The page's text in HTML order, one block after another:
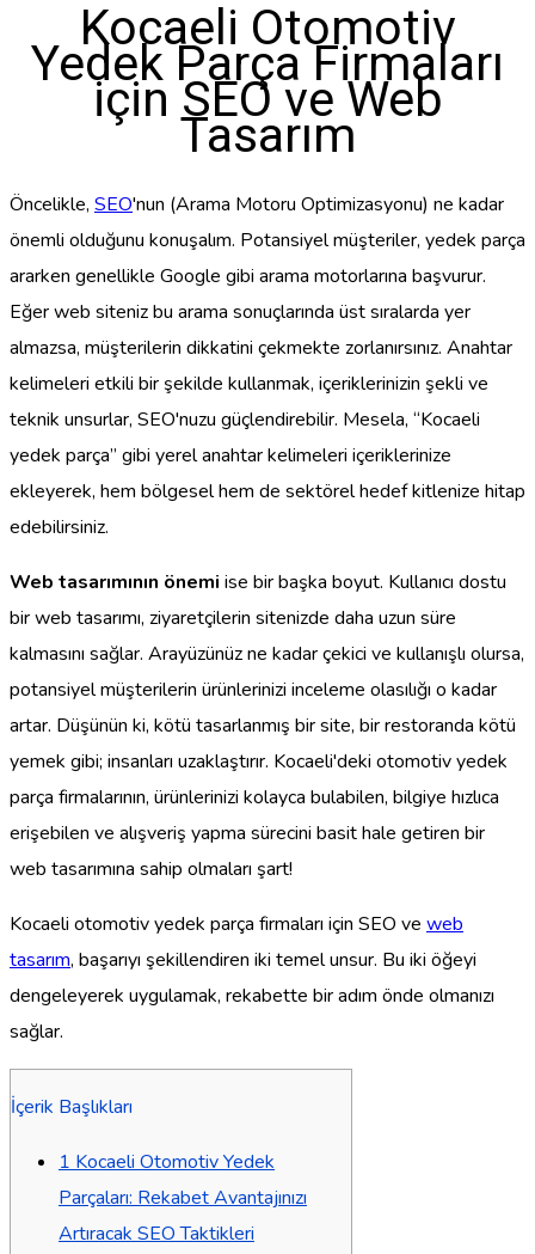
Kocaeli Otomotiv
Yedek Parça Firmaları
için SEO ve Web
Tasarım
Öncelikle, SEO'nun (Arama Motoru Optimizasyonu) ne kadar
önemli olduğunu konuşalım. Potansiyel müşteriler, yedek parça
ararken genellikle Google gibi arama motorlarına başvurur.
Eğer web siteniz bu arama sonuçlarında üst sıralarda yer
almazsa, müşterilerin dikkatini çekmekte zorlanırsınız. Anahtar
kelimeleri etkili bir şekilde kullanmak, içeriklerinizin şekli ve
teknik unsurlar, SEO'nuzu güçlendirebilir. Mesela, “Kocaeli
yedek parça” gibi yerel anahtar kelimeleri içeriklerinize
ekleyerek, hem bölgesel hem de sektörel hedef kitlenize hitap
edebilirsiniz.
Web tasarımının önemi ise bir başka boyut. Kullanıcı dostu
bir web tasarımı, ziyaretçilerin sitenizde daha uzun süre
kalmasını sağlar. Arayüzünüz ne kadar çekici ve kullanışlı olursa,
potansiyel müşterilerin ürünlerinizi inceleme olasılığı o kadar
artar. Düşünün ki, kötü tasarlanmış bir site, bir restoranda kötü
yemek gibi; insanları uzaklaştırır. Kocaeli'deki otomotiv yedek
parça firmalarının, ürünlerinizi kolayca bulabilen, bilgiye hızlıca
erişebilen ve alışveriş yapma sürecini basit hale getiren bir
web tasarımına sahip olmaları şart!
Kocaeli otomotiv yedek parça firmaları için SEO ve web
tasarım, başarıyı şekillendiren iki temel unsur. Bu iki öğeyi
dengeleyerek uygulamak, rekabette bir adım önde olmanızı
sağlar.
İçerik Başlıkları
1 Kocaeli Otomotiv Yedek
Parçaları: Rekabet Avantajınızı
Artıracak SEO Taktikleri